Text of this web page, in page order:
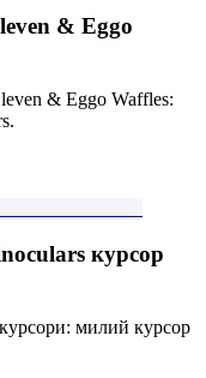
& Eggo
& Eggo Waffles:
курсор
милий курсор